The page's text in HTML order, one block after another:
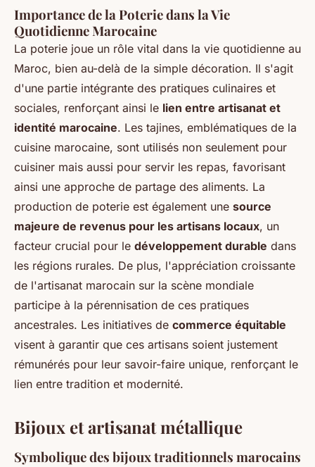
Importance de la Poterie dans la Vie
Quotidienne Marocaine
La poterie joue un rôle vital dans la vie quotidienne au
Maroc, bien au-delà de la simple décoration. Il s'agit
d'une partie intégrante des pratiques culinaires et
sociales, renforçant ainsi le lien entre artisanat et
identité marocaine. Les tajines, emblématiques de la
cuisine marocaine, sont utilisés non seulement pour
cuisiner mais aussi pour servir les repas, favorisant
ainsi une approche de partage des aliments. La
production de poterie est également une source
majeure de revenus pour les artisans locaux, un
facteur crucial pour le développement durable dans
les régions rurales. De plus, l'appréciation croissante
de l'artisanat marocain sur la scène mondiale
participe à la pérennisation de ces pratiques
ancestrales. Les initiatives de commerce équitable
visent à garantir que ces artisans soient justement
rémunérés pour leur savoir-faire unique, renforçant le
lien entre tradition et modernité.
Bijoux et artisanat métallique
Symbolique des bijoux traditionnels marocains